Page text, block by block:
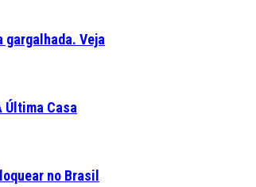
Veja
Última Casa
no Brasil